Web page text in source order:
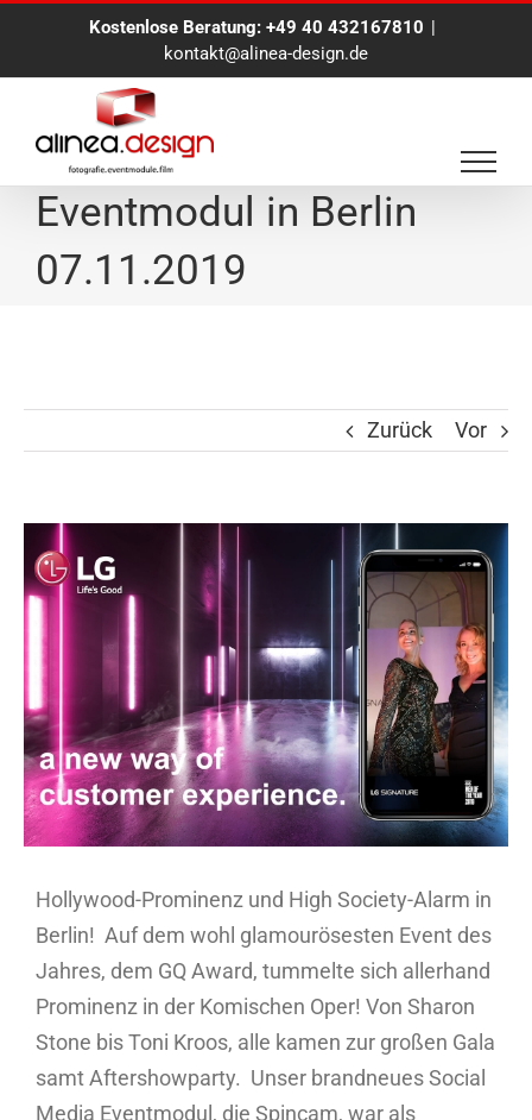
Kostenlose Beratung: +49 40 432167810 |
kontakt@alinea-design.de
Spincam Social Media
Eventmodul in Berlin
07.11.2019
Zurück Vor
Zeige
grösseres
Bild
Hollywood-Prominenz und High Society-Alarm in
Berlin! Auf dem wohl glamourösesten Event des
Jahres, dem GQ Award, tummelte sich allerhand
Prominenz in der Komischen Oper! Von Sharon
Stone bis Toni Kroos, alle kamen zur großen Gala
samt Aftershowparty. Unser brandneues Social
Media Eventmodul, die Spincam, war als